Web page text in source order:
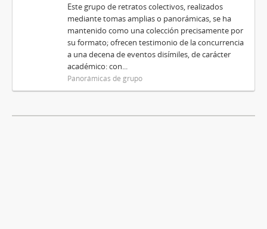
Este grupo de retratos colectivos, realizados
mediante tomas amplias o panorámicas, se ha
mantenido como una colección precisamente por
su formato; ofrecen testimonio de la concurrencia
a una decena de eventos disímiles, de carácter
académico: con...
Panorámicas de grupo